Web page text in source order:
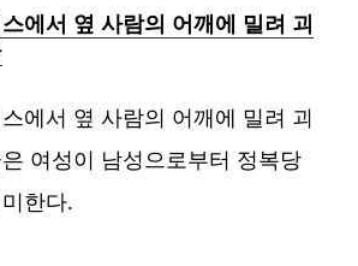
에서 옆 사람의 어깨에 밀려 괴
에서 옆 사람의 어깨에 밀려 괴
여성이 남성으로부터 정복당
한다.